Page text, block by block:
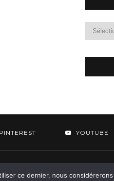
PINTEREST YOUTUBE
ce dernier, nous